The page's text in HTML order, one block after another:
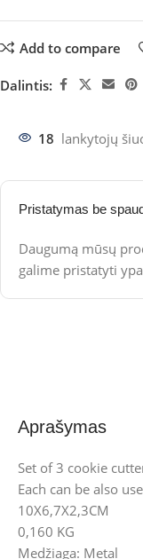
Add to compare
Dalintis:
18 lankytojų
Pristatymas be
Daugumą mūsų
galime pristatyti
Aprašymas
Set of 3 cookie
Each can be also
10X6,7X2,3CM
0,160 KG
Medžiaga: Metal